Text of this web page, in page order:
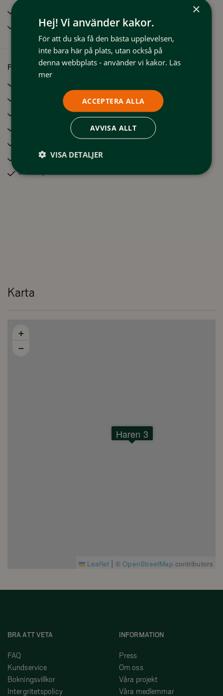
Rökfritt
Faciliteter
Kaffebryggare / Vattenkokare
Skidskåp
Karta
Haren 3
+
−
Leaflet | ©OpenStreetMap contributors
BRA ATT VETA
FAQ
Kundservice
Bokningsvillkor
Intergritetspolicy
INFORMATION
Press
Om oss
Våra projekt
Våra medlemmar
×
Hej! Vi använder kakor.
För att du ska få den bästa upplevelsen,
inte bara här på plats, utan också på
denna webbplats - använder vi kakor. Läs
mer
ACCEPTERA ALLA
AVVISA ALLT
VISA DETALJER